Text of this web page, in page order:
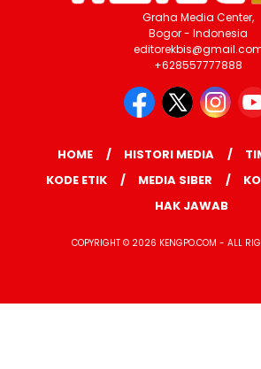
Graha Media Center,
Bogor - Indonesia
+628557777888
HOME HISTORI MEDIA
KODE ETIK
MEDIA SIBER
HAK JAWAB
COPYRIGHT © 2026 KENGPO.COM - ALL